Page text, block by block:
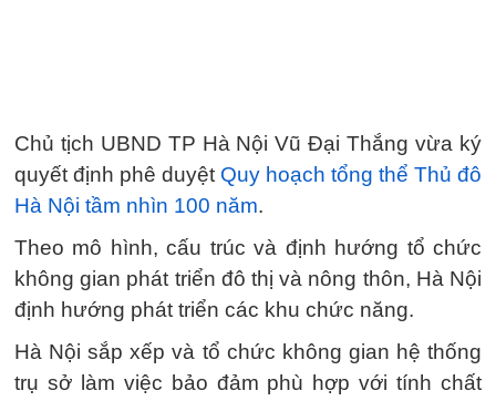
Chủ tịch UBND TP Hà Nội Vũ Đại Thắng vừa ký
quyết định phê duyệt Quy hoạch tổng thể Thủ đô
Hà Nội tầm nhìn 100 năm.
Theo mô hình, cấu trúc và định hướng tổ chức
không gian phát triển đô thị và nông thôn, Hà Nội
định hướng phát triển các khu chức năng.
Hà Nội sắp xếp và tổ chức không gian hệ thống
trụ sở làm việc bảo đảm phù hợp với tính chất